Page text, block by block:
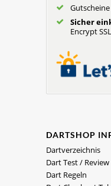
Gutscheine
Sicher
Encrypt
DARTSHOP
Dartverzeichnis
Dart Test / Review
Dart Regeln